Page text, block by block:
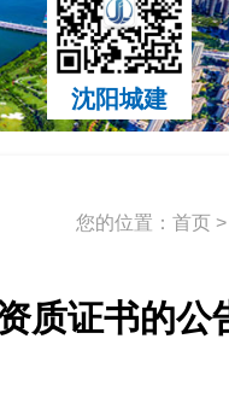
沈阳城建
您的位置： 首页 >
质证书的公